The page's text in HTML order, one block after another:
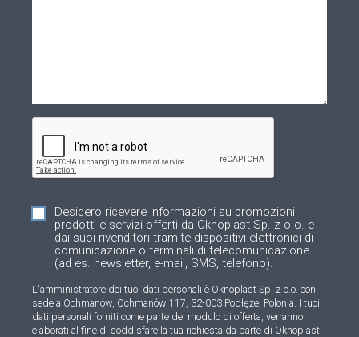
Desidero ricevere informazioni su promozioni,
prodotti e servizi offerti da Oknoplast Sp. z o.o. e
dai suoi rivenditori tramite dispositivi elettronici di
comunicazione o terminali di telecomunicazione
(ad es. newsletter, e-mail, SMS, telefono).
L'amministratore dei tuoi dati personali è Oknoplast Sp. z o.o. con
sede a Ochmanów, Ochmanów 117, 32-003 Podłęże, Polonia. I tuoi
dati personali forniti come parte del modulo di offerta, verranno
elaborati al fine di soddisfare la tua richiesta da parte di Oknoplast